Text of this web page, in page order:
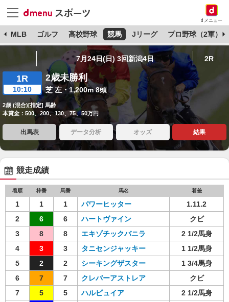
dメニュー
MLB ゴルフ 高校野球 競馬 Jリーグ プロ野球（2軍）
7月24日(日) 3回新潟4日 2R
1R
10:10
2歳未勝利
芝 左・1,200m 8頭
2歳 (混合)[指定] 馬齢
本賞金：500、200、130、75、50万円
出馬表 データ分析 オッズ 結果
競走成績
着順 枠番 馬番 馬名 着差
1 1 1 パワーヒッター
1.11.2
2
6 6 ハートヴァイン
クビ
3
8 8 エキゾチックバニラ
2 1/2馬身
4
3 3 タニセンジャッキー
1 1/2馬身
5
2 2 シーキングザスター
1 3/4馬身
6
7 7 クレバーアストレア
クビ
7
5 5 ハルピュイア
2 1/2馬身